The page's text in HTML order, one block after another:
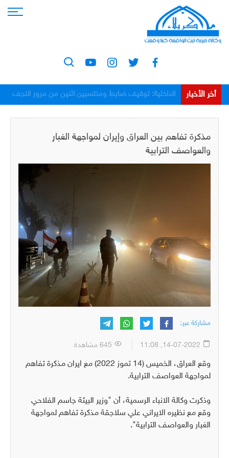
أخر الأخبار
الداخلية: توقيف ضابط ومنتسبين اثنين من مرور النجف
مذكرة تفاهم بين العراق وإيران لمواجهة الغبار
والعواصف الترابية
مشاركة عبر:
وقع العراق، الخميس (14 تموز 2022) مع ايران مذكرة تفاهم
لمواجهة العواصف الترابية.
وذكرت وكالة الانباء الرسمية، أن "وزير البيئة جاسم الفلاحي
وقع مع نظيره الايراني علي سلاجقة مذكرة تفاهم لمواجهة
الغبار والعواصف الترابية".